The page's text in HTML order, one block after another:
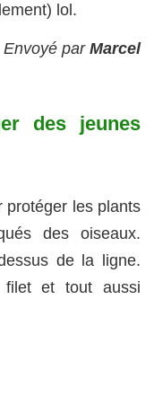
lol.
Envoyé par Marcel
des jeunes
protéger les plants
des oiseaux.
de la ligne.
et tout aussi